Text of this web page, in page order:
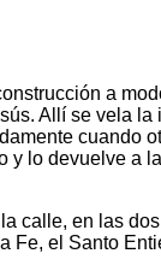
a
Allí se vela la
cuando
y lo devuelve a
calle, en las
Fe, el Santo